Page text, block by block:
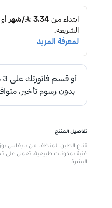
تفاصيل المنتج
غنية بمكونات طبيعية، تعمل على
البشرة.
حماية من العوامل الضارة: يحمي